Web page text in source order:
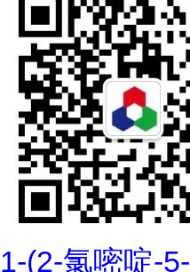
1-(2-氯嘧啶-